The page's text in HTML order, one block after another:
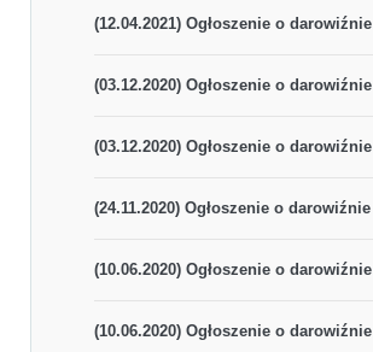
(12.04.2021) Ogłoszenie o darowiźnie
(03.12.2020) Ogłoszenie o darowiźnie
(03.12.2020) Ogłoszenie o darowiźnie
(24.11.2020) Ogłoszenie o darowiźnie
(10.06.2020) Ogłoszenie o darowiźnie
(10.06.2020) Ogłoszenie o darowiźnie